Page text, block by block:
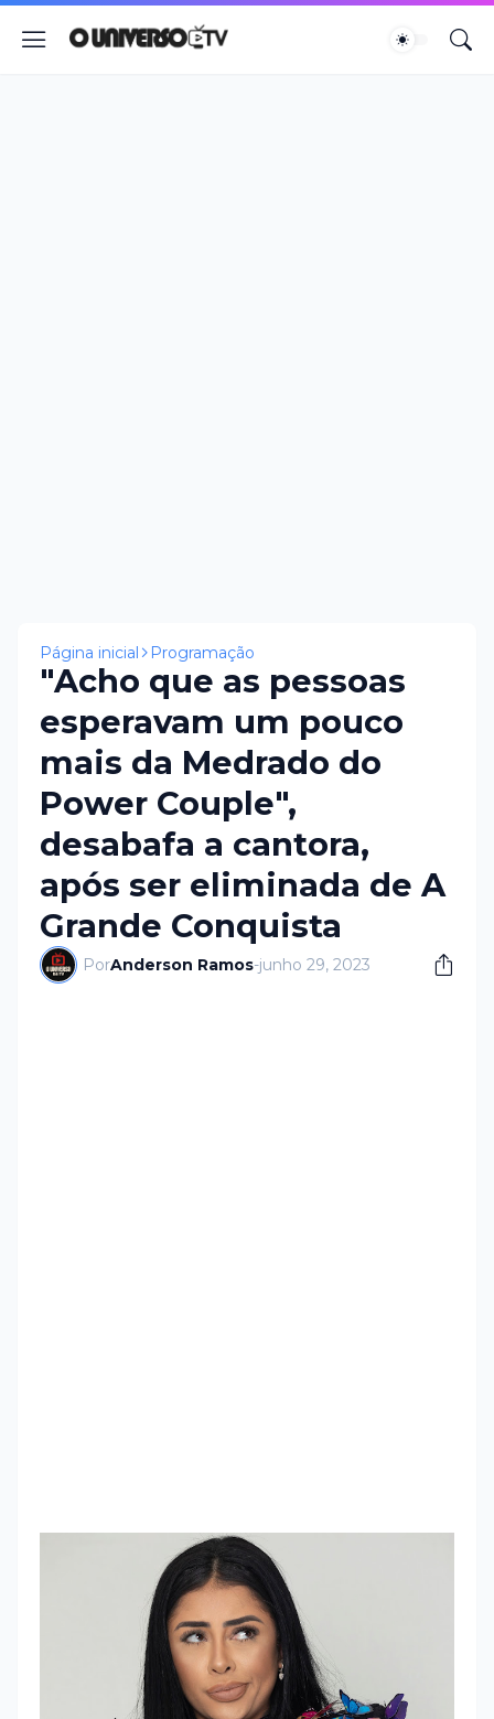
Página inicial Programação
"Acho que as pessoas
esperavam um pouco
mais da Medrado do
Power Couple",
desabafa a cantora,
após ser eliminada de A
Grande Conquista
PorAnderson Ramos-junho 29, 2023